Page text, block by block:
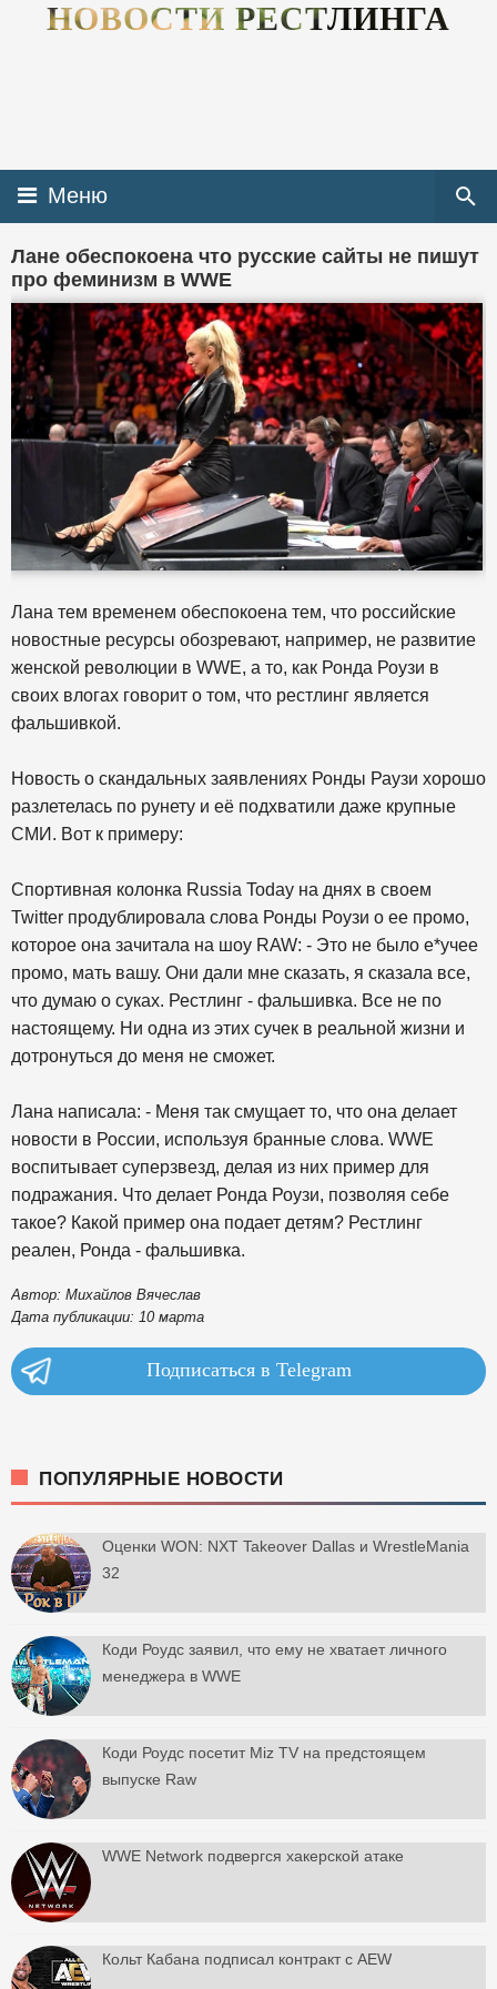
НОВОСТИ РЕСТЛИНГА
Меню
Лане обеспокоена что русские сайты не пишут
про феминизм в WWE
Лана тем временем обеспокоена тем, что российские
новостные ресурсы обозревают, например, не развитие
женской революции в WWE, а то, как Ронда Роузи в
своих влогах говорит о том, что рестлинг является
фальшивкой.
Новость о скандальных заявлениях Ронды Раузи хорошо
разлетелась по рунету и её подхватили даже крупные
СМИ. Вот к примеру:
Спортивная колонка Russia Today на днях в своем
Twitter продублировала слова Ронды Роузи о ее промо,
которое она зачитала на шоу RAW: - Это не было е*учее
промо, мать вашу. Они дали мне сказать, я сказала все,
что думаю о суках. Рестлинг - фальшивка. Все не по
настоящему. Ни одна из этих сучек в реальной жизни и
дотронуться до меня не сможет.
Лана написала: - Меня так смущает то, что она делает
новости в России, используя бранные слова. WWE
воспитывает суперзвезд, делая из них пример для
подражания. Что делает Ронда Роузи, позволяя себе
такое? Какой пример она подает детям? Рестлинг
реален, Ронда - фальшивка.
Автор: Михайлов Вячеслав
Дата публикации: 10 марта
Подписаться в Telegram
ПОПУЛЯРНЫЕ НОВОСТИ
Оценки WON: NXT Takeover Dallas и WrestleMania
32
Коди Роудс заявил, что ему не хватает личного
менеджера в WWE
Коди Роудс посетит Miz TV на предстоящем
выпуске Raw
WWE Network подвергся хакерской атаке
Кольт Кабана подписал контракт с AEW